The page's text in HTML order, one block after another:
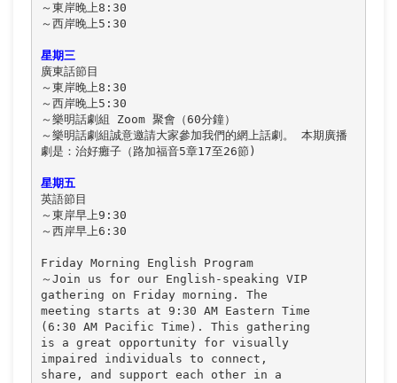
～東岸晚上8:30
～西岸晚上5:30
星期三
廣東話節目
～東岸晚上8:30
～西岸晚上5:30
～樂明話劇組 Zoom 聚會（60分鐘）
～樂明話劇組誠意邀請大家參加我們的網上話劇。 本期廣播
劇是：治好癱子（路加福音5章17至26節)
星期五
英語節目
～東岸早上9:30
～西岸早上6:30
Friday Morning English Program
～Join us for our English-speaking VIP
gathering on Friday morning. The
meeting starts at 9:30 AM Eastern Time
(6:30 AM Pacific Time). This gathering
is a great opportunity for visually
impaired individuals to connect,
share, and support each other in a